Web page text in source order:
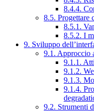
8.4.4.
8.5. Progettare
8.5.1.
8.5.2. I
9. Sviluppo
9.1. Approccio
9.1.1.
9.1.2.
9.1.3.
9.1.4.
9.2. Strumenti